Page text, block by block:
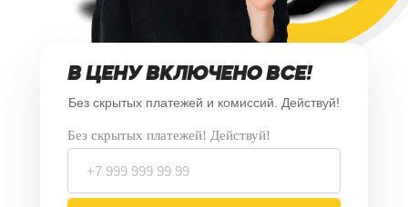
Без скрытых платежей! Действуй!
В ЦЕНУ ВКЛЮЧЕНО ВСЕ!
Без скрытых платежей и комиссий. Действуй!